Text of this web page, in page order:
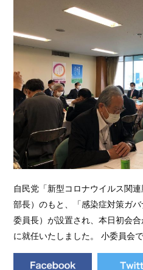
自民党「新型コロナウイルス関
部長）のもと、「感染症対策ガ
委員長）が設置され、本日初会
に就任いたしました。 小委員会